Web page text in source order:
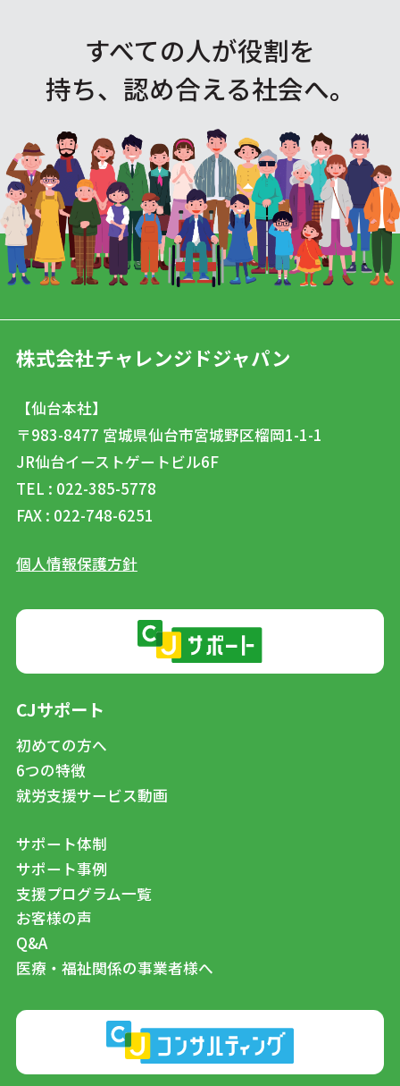
すべての人が役割を
持ち、認め合える社会へ。
株式会社チャレンジドジャパン
【仙台本社】
〒983-8477 宮城県仙台市宮城野区榴岡1-1-1
JR仙台イーストゲートビル6F
TEL : 022-385-5778
FAX : 022-748-6251
個人情報保護方針
CJサポート
初めての方へ
6つの特徴
就労支援サービス動画
サポート体制
サポート事例
支援プログラム一覧
お客様の声
Q&A
医療・福祉関係の事業者様へ